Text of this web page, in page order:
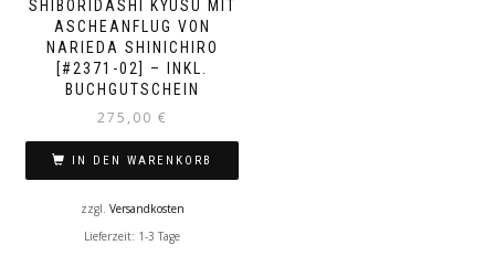
SHIBORIDASHI KYUSU MIT
ASCHEANFLUG VON
NARIEDA SHINICHIRO
[#2371-02] – INKL.
BUCHGUTSCHEIN
275,00 €
IN DEN WARENKORB
zzgl. Versandkosten
Lieferzeit: 1-3 Tage